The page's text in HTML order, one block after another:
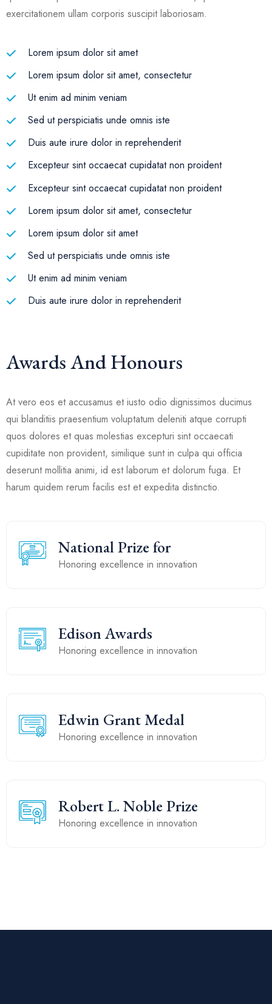
exercitationem ullam corporis suscipit laboriosam.
Lorem ipsum dolor sit amet
Lorem ipsum dolor sit amet, consectetur
Ut enim ad minim veniam
Sed ut perspiciatis unde omnis iste
Duis aute irure dolor in reprehenderit
Excepteur sint occaecat cupidatat non proident
Excepteur sint occaecat cupidatat non proident
Lorem ipsum dolor sit amet, consectetur
Lorem ipsum dolor sit amet
Sed ut perspiciatis unde omnis iste
Ut enim ad minim veniam
Duis aute irure dolor in reprehenderit
Awards And Honours
At vero eos et accusamus et iusto odio dignissimos ducimus
qui blanditiis praesentium voluptatum deleniti atque corrupti
quos dolores et quas molestias excepturi sint occaecati
cupiditate non provident, similique sunt in culpa qui officia
deserunt mollitia animi, id est laborum et dolorum fuga. Et
harum quidem rerum facilis est et expedita distinctio.
National Prize for
Honoring excellence in innovation
Edison Awards
Honoring excellence in innovation
Edwin Grant Medal
Honoring excellence in innovation
Robert L. Noble Prize
Honoring excellence in innovation